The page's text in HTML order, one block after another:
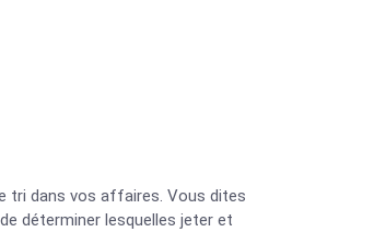
tri dans vos affaires. Vous dites
déterminer lesquelles jeter et